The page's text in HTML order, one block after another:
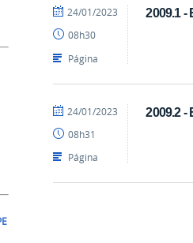
2009.1 -
por
-
SEAD
publicado
24/01/2023
08h30
Página
2009.2 -
por
-
SEAD
publicado
24/01/2023
08h31
Página